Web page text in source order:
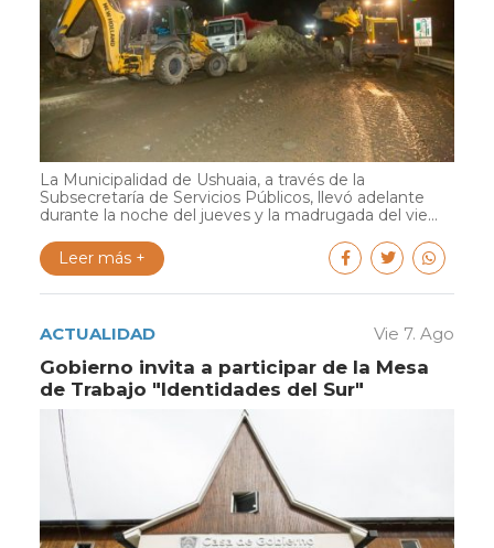
La Municipalidad de Ushuaia, a través de la
Subsecretaría de Servicios Públicos, llevó adelante
durante la noche del jueves y la madrugada del vie...
Leer más +
ACTUALIDAD Vie 7. Ago
Gobierno invita a participar de la Mesa
de Trabajo "Identidades del Sur"